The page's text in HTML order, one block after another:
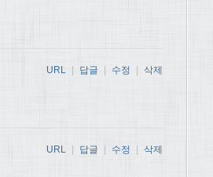
URL 답글 수정 삭제
URL 답글 수정 삭제